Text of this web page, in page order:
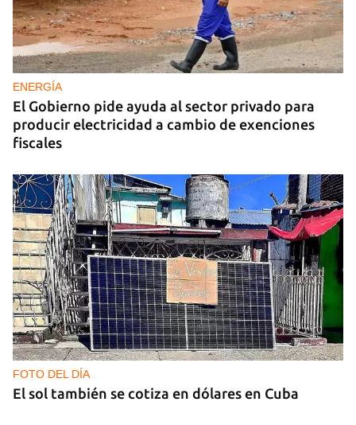
ENERGÍA
El Gobierno pide ayuda al sector privado para
producir electricidad a cambio de exenciones
fiscales
FOTO DEL DÍA
El sol también se cotiza en dólares en Cuba